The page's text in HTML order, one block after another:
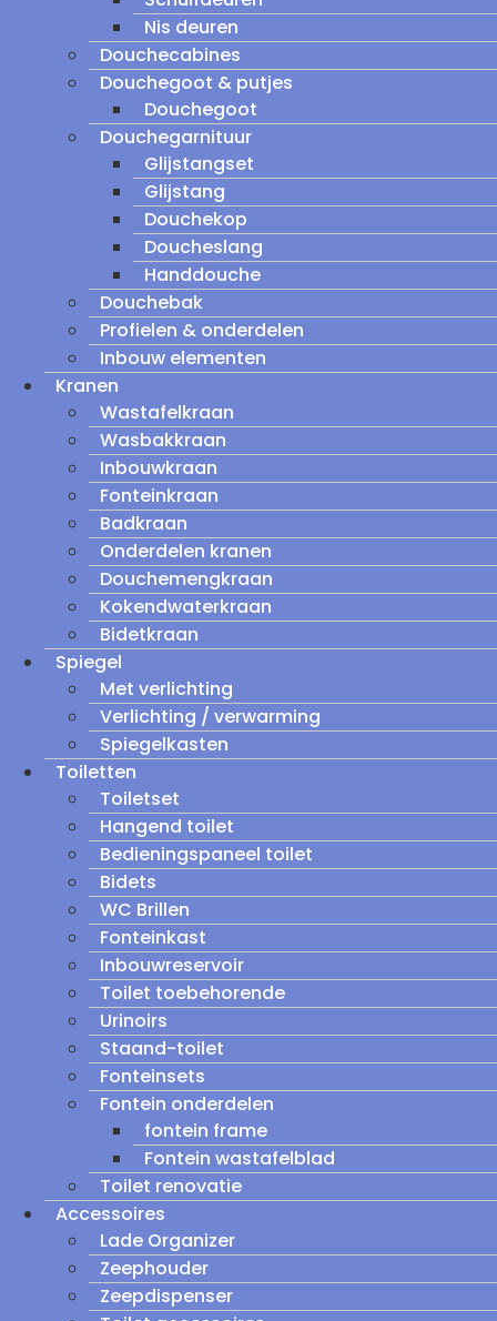
Nis deuren
Douchecabines
Douchegoot & putjes
Douchegoot
Douchegarnituur
Glijstangset
Glijstang
Douchekop
Doucheslang
Handdouche
Douchebak
Profielen & onderdelen
Inbouw elementen
Kranen
Wastafelkraan
Wasbakkraan
Inbouwkraan
Fonteinkraan
Badkraan
Onderdelen kranen
Douchemengkraan
Kokendwaterkraan
Bidetkraan
Spiegel
Met verlichting
Verlichting / verwarming
Spiegelkasten
Toiletten
Toiletset
Hangend toilet
Bedieningspaneel toilet
Bidets
WC Brillen
Fonteinkast
Inbouwreservoir
Toilet toebehorende
Urinoirs
Staand-toilet
Fonteinsets
Fontein onderdelen
fontein frame
Fontein wastafelblad
Toilet renovatie
Accessoires
Lade Organizer
Zeephouder
Zeepdispenser